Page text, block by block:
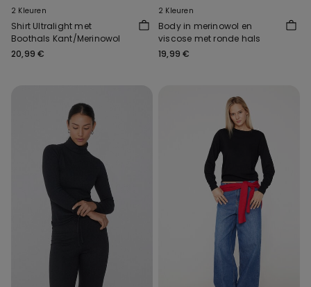
2 Kleuren
Shirt Ultralight met
Boothals Kant/Merinowol
20,99 €
2 Kleuren
Body in merinowol en
viscose met ronde hals
19,99 €